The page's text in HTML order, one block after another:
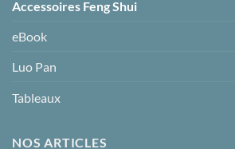
Accessoires Feng Shui
eBook
Luo Pan
Tableaux
NOS ARTICLES